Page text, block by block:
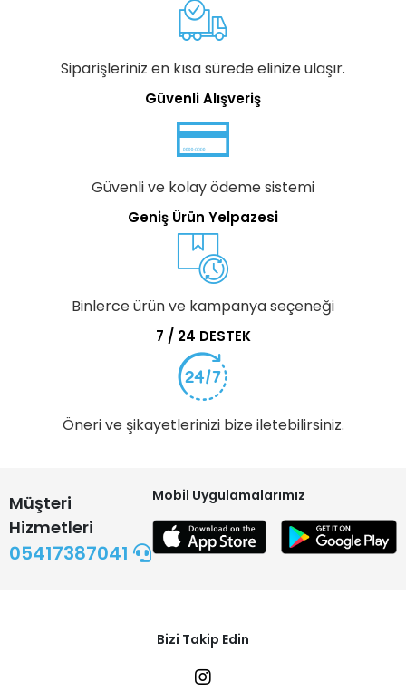
Siparişleriniz en kısa sürede elinize ulaşır.
Güvenli Alışveriş
Güvenli ve kolay ödeme sistemi
Geniş Ürün Yelpazesi
Binlerce ürün ve kampanya seçeneği
7 / 24 DESTEK
Öneri ve şikayetlerinizi bize iletebilirsiniz.
Müşteri
Hizmetleri
05417387041
Mobil Uygulamalarımız
Bizi Takip Edin